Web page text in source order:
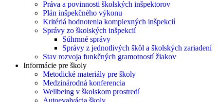
Práva a povinnosti školských inšpektorov
Plán inšpekčného výkonu
Kritériá hodnotenia komplexných inšpekcií
Správy zo školských inšpekcií
Súhrnné správy
Správy z jednotlivých škôl a školských zariadení
Stav rozvoja funkčných gramotností žiakov
Informácie pre školy
Metodické materiály pre školy
Medzinárodná konferencia
Wellbeing v školskom prostredí
Autoevalvácia školy